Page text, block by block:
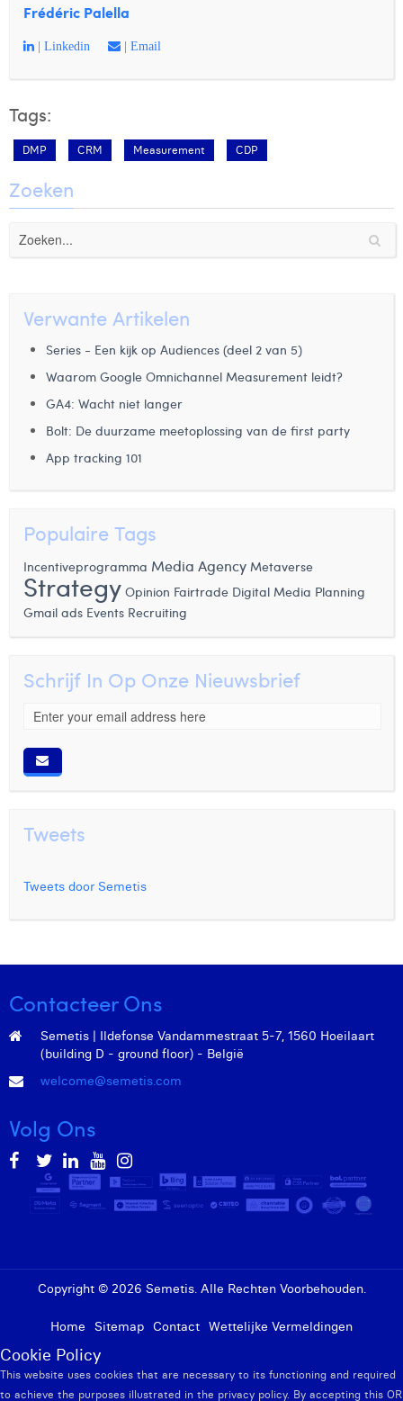
Frédéric Palella
| Linkedin | Email
Tags:
DMP CRM Measurement CDP
Zoeken
Verwante Artikelen
Series - Een kijk op Audiences (deel 2 van 5)
Waarom Google Omnichannel Measurement leidt?
GA4: Wacht niet langer
Bolt: De duurzame meetoplossing van de first party
App tracking 101
Populaire Tags
Incentiveprogramma Media Agency Metaverse
Strategy Opinion Fairtrade Digital Media Planning
Gmail ads Events Recruiting
Schrijf In Op Onze Nieuwsbrief
Tweets
Tweets door Semetis
Contacteer Ons
Semetis | Ildefonse Vandammestraat 5-7, 1560 Hoeilaart
(building D - ground floor) - België
welcome@semetis.com
Volg Ons
Copyright © 2026 Semetis. Alle Rechten Voorbehouden.
Home Sitemap Contact Wettelijke Vermeldingen
Cookie Policy
This website uses cookies that are necessary to its functioning and required
to achieve the purposes illustrated in the privacy policy. By accepting this OR